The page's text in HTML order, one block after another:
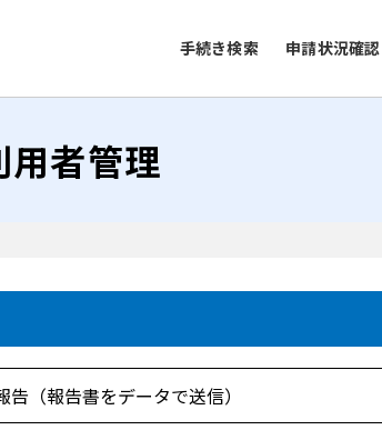
手続き検索 申請状況確認
用者管理
（報告書をデータで送信）